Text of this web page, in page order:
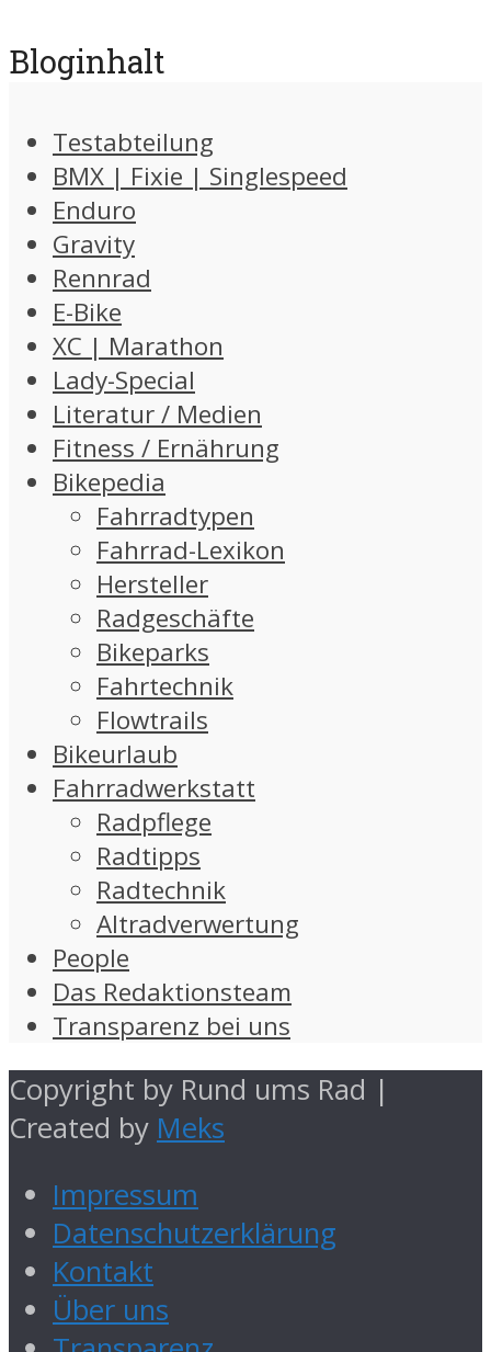
Bloginhalt
Testabteilung
BMX | Fixie | Singlespeed
Enduro
Gravity
Rennrad
E-Bike
XC | Marathon
Lady-Special
Literatur / Medien
Fitness / Ernährung
Bikepedia
Fahrradtypen
Fahrrad-Lexikon
Hersteller
Radgeschäfte
Bikeparks
Fahrtechnik
Flowtrails
Bikeurlaub
Fahrradwerkstatt
Radpflege
Radtipps
Radtechnik
Altradverwertung
People
Das Redaktionsteam
Transparenz bei uns
Copyright by Rund ums Rad |
Created by Meks
Impressum
Datenschutzerklärung
Kontakt
Über uns